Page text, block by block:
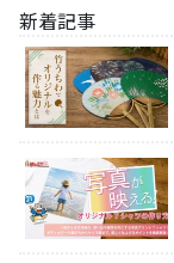
新着記事